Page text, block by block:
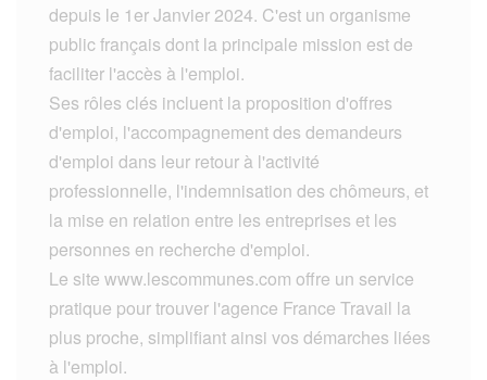
depuis le 1er Janvier 2024. C'est un organisme
public français dont la principale mission est de
faciliter l'accès à l'emploi.
Ses rôles clés incluent la proposition d'offres
d'emploi, l'accompagnement des demandeurs
d'emploi dans leur retour à l'activité
professionnelle, l'indemnisation des chômeurs, et
la mise en relation entre les entreprises et les
personnes en recherche d'emploi.
Le site www.lescommunes.com offre un service
pratique pour trouver l'agence France Travail la
plus proche, simplifiant ainsi vos démarches liées
à l'emploi.